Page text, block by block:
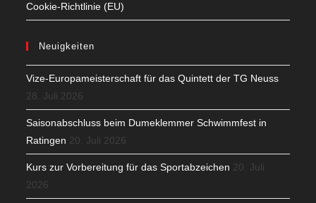
Cookie-Richtlinie (EU)
Neuigkeiten
Vize-Europameisterschaft für das Quintett der TG Neuss
28. Juli 2026
Saisonabschluss beim Dumeklemmer Schwimmfest in
Ratingen 20. Juli 2026
Kurs zur Vorbereitung für das Sportabzeichen 20. Juli
2026